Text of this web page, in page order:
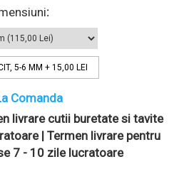
:
5-6 MM + 15,00 LEI
Comanda
livrare cutii buretate si tavite
| Termen livrare pentru
7 - 10 zile lucratoare